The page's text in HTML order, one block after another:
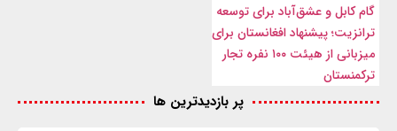
گام کابل و عشق‌آباد برای توسعه
ترانزیت؛ پیشنهاد افغانستان برای
میزبانی از هیئت ۱۰۰ نفره تجار
ترکمنستان
پر بازدیدترین ها